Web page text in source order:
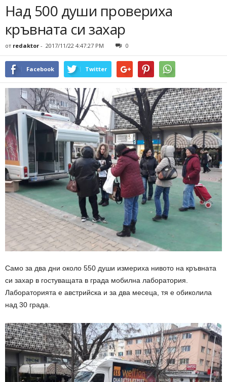
Над 500 души провериха
кръвната си захар
от redaktor - 2017/11/22 4:47:27 PM 0
Facebook Twitter
Само за два дни около 550 души измериха нивото на кръвната
си захар в гостуващата в града мобилна лаборатория.
Лабораторията е австрийска и за два месеца, тя е обиколила
над 30 града.